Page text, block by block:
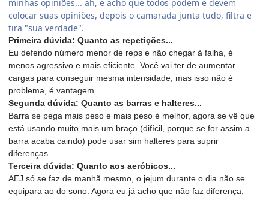
minhas opiniões... ah, e acho que todos podem e devem
colocar suas opiniões, depois o camarada junta tudo, filtra e
tira "sua verdade".
Primeira dúvida: Quanto as repetições...
Eu defendo número menor de reps e não chegar à falha, é
menos agressivo e mais eficiente. Você vai ter de aumentar
cargas para conseguir mesma intensidade, mas isso não é
problema, é vantagem.
Segunda dúvida: Quanto as barras e halteres...
Barra se pega mais peso e mais peso é melhor, agora se vê que
está usando muito mais um braço (difícil, porque se for assim a
barra acaba caindo) pode usar sim halteres para suprir
diferenças.
Terceira dúvida: Quanto aos aeróbicos...
AEJ só se faz de manhã mesmo, o jejum durante o dia não se
equipara ao do sono. Agora eu já acho que não faz diferença,